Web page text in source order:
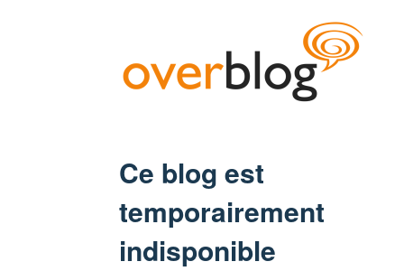
Ce blog est
temporairement
indisponible